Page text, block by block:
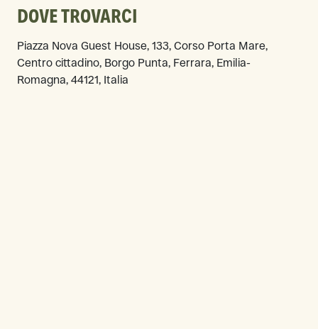
DOVE TROVARCI
Piazza Nova Guest House, 133, Corso Porta Mare,
Centro cittadino, Borgo Punta, Ferrara, Emilia-
Romagna, 44121, Italia